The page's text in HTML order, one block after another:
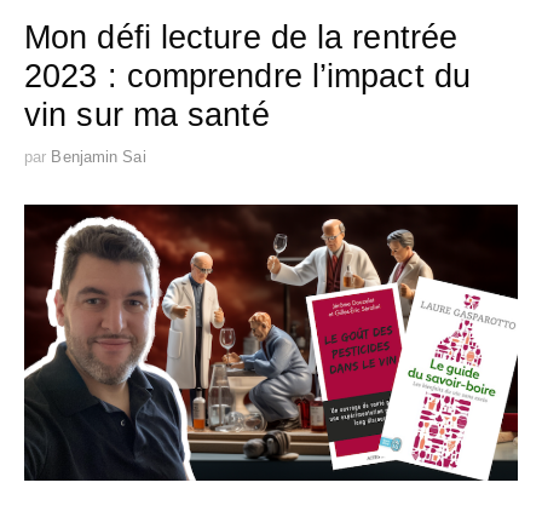
Mon défi lecture de la rentrée
2023 : comprendre l’impact du
vin sur ma santé
par Benjamin Sai